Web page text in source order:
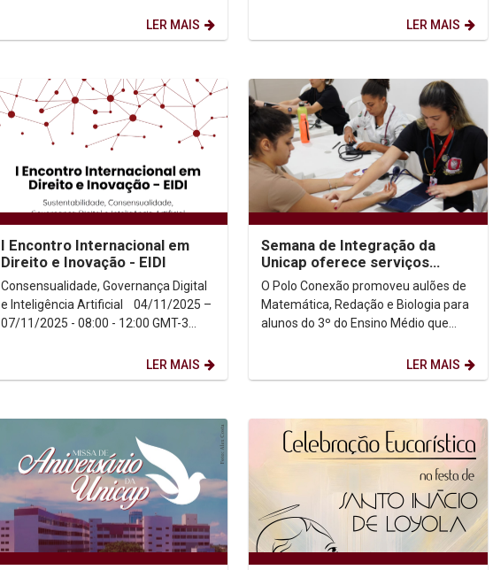
LER MAIS
LER MAIS
I Encontro Internacional em
Direito e Inovação - EIDI
Consensualidade, Governança Digital
e Inteligência Artificial 04/11/2025 –
07/11/2025 - 08:00 - 12:00 GMT-3
LER MAIS
Semana de Integração da
Unicap oferece serviços
gratuitos à população
O Polo Conexão promoveu aulões de
Matemática, Redação e Biologia para
alunos do 3º do Ensino Médio que
LER MAIS